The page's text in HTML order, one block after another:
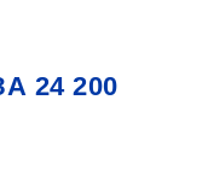
24 200